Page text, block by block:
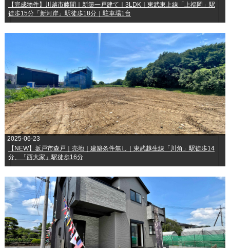
【完成物件】川越市藤間｜新築一戸建て｜3LDK｜東武東上線「上福岡」駅
徒歩15分「新河岸」駅徒歩18分｜駐車場1台
【NEW】坂戸市森戸｜売地｜建築条件無し｜東武越生線「川角」駅徒歩14
分、「西大家」駅徒歩16分
2025-06-23